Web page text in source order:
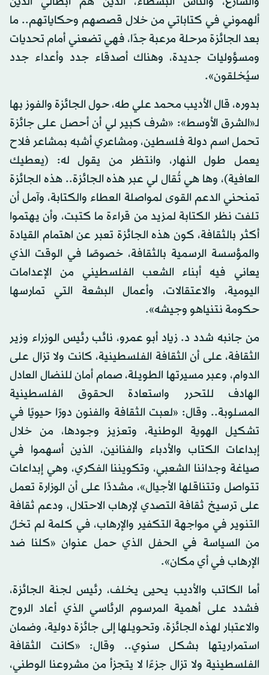
ألهموني في كتاباتي من خلال قصصهم وحكاياتهم.. ما
بعد الجائزة مرحلة مرعبة جدًا، فهي تضعني أمام تحديات
ومسؤوليات جديدة، وهناك أصدقاء جدد وأعداء جدد
سيُخلقون».
بدوره، قال الأديب محمد علي طه، حول الجائزة والفوز بها
لـ«الشرق الأوسط»: «شرف كبير لي أن أحصل على جائزة
تحمل اسم دولة فلسطين، ومشاعري أشبه بمشاعر فلاح
يعمل طول النهار، وانتظر من يقول له: (يعطيك
العافية)، وها هي تُقال لي عبر هذه الجائزة.. هذه الجائزة
تمنحني الدعم القوى لمواصلة العطاء والكتابة، وآمل أن
تلفت نظر الكتابة لمزيد من قراءة ما كتبت، وأن يهتموا
أكثر بالثقافة، كون هذه الجائزة تعبر عن اهتمام القيادة
والمؤسسة الرسمية بالثقافة، خصوصًا في الوقت الذي
يعاني فيه أبناء الشعب الفلسطيني من الإعدامات
اليومية، والاعتقالات، وأعمال البشعة التي تمارسها
حكومة نتنياهو وجيشه».
من جانبه شدد د. زياد أبو عمرو، نائب رئيس الوزراء وزير
الثقافة، على أن الثقافة الفلسطينية، كانت ولا تزال على
الدوام، وعبر مسيرتها الطويلة، صمام أمان للنضال العادل
الهادف للتحرر واستعادة الحقوق الفلسطينية
المسلوبة.. وقال: «لعبت الثقافة والفنون دورًا حيويًا في
تشكيل الهوية الوطنية، وتعزيز وجودها، من خلال
إبداعات الكتاب والأدباء والفنانين، الذين أسهموا في
صياغة وجداننا الشعبي، وتكويننا الفكري، وهي إبداعات
تتواصل وتتناقلها الأجيال»، مشددًا على أن الوزارة تعمل
على ترسيخ ثقافة التصدي لإرهاب الاحتلال، ودعم ثقافة
التنوير في مواجهة التكفير والإرهاب، في كلمة لم تخلُ
من السياسة في الحفل الذي حمل عنوان «كلنا ضد
الإرهاب في أي مكان».
أما الكاتب والأديب يحيى يخلف، رئيس لجنة الجائزة،
فشدد على أهمية المرسوم الرئاسي الذي أعاد الروح
والاعتبار لهذه الجائزة، وتحويلها إلى جائزة دولية، وضمان
استمراريتها بشكل سنوي.. وقال: «كانت الثقافة
الفلسطينية ولا تزال جزءًا لا يتجزأ من مشروعنا الوطني،